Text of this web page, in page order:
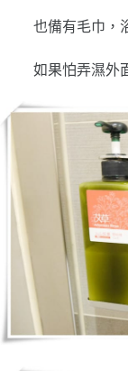
也備有毛巾，
如果怕弄濕外